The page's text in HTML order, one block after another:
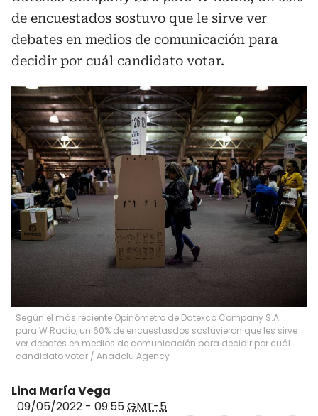
de encuestados sostuvo que le sirve ver
debates en medios de comunicación para
decidir por cuál candidato votar.
Según el más reciente Opinómetro de Datexco Company S.A.
para W Radio, un 60% de encuestasdos sostuvieron que les sirve
ver debates en medios de comunicación para decidir por cuál
candidato votar / Anadolu Agency
Lina María Vega
09/05/2022 - 09:55GMT-5